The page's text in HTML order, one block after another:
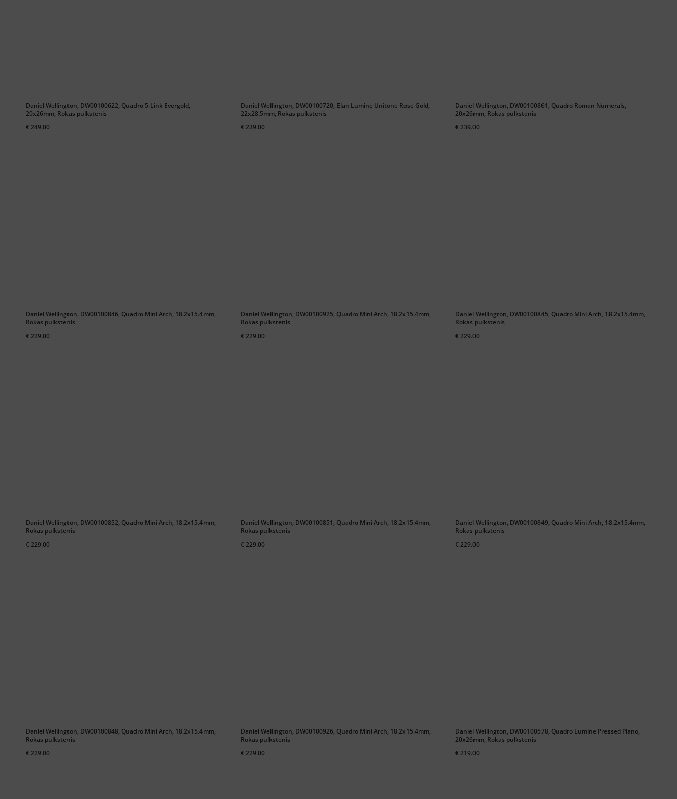
Daniel Wellington, DW00100622, Quadro 5-Link Evergold,
20x26mm, Rokas pulkstenis
€ 249.00
Daniel Wellington, DW00100720, Elan Lumine Unitone Rose Gold,
22x28.5mm, Rokas pulkstenis
€ 239.00
Daniel Wellington, DW00100861, Quadro Roman Numerals,
20x26mm, Rokas pulkstenis
€ 239.00
Daniel Wellington, DW00100846, Quadro Mini Arch, 18.2x15.4mm,
Rokas pulkstenis
€ 229.00
Daniel Wellington, DW00100925, Quadro Mini Arch, 18.2x15.4mm,
Rokas pulkstenis
€ 229.00
Daniel Wellington, DW00100845, Quadro Mini Arch, 18.2x15.4mm,
Rokas pulkstenis
€ 229.00
Daniel Wellington, DW00100852, Quadro Mini Arch, 18.2x15.4mm,
Rokas pulkstenis
€ 229.00
Daniel Wellington, DW00100851, Quadro Mini Arch, 18.2x15.4mm,
Rokas pulkstenis
€ 229.00
Daniel Wellington, DW00100849, Quadro Mini Arch, 18.2x15.4mm,
Rokas pulkstenis
€ 229.00
Daniel Wellington, DW00100848, Quadro Mini Arch, 18.2x15.4mm,
Rokas pulkstenis
€ 229.00
Daniel Wellington, DW00100926, Quadro Mini Arch, 18.2x15.4mm,
Rokas pulkstenis
€ 229.00
Daniel Wellington, DW00100578, Quadro Lumine Pressed Piano,
20x26mm, Rokas pulkstenis
€ 219.00